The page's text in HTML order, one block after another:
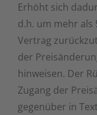
Erhöht sich
d.h. um mehr als
Vertrag
der
hinweisen. Der
Zugang der
gegenüber in